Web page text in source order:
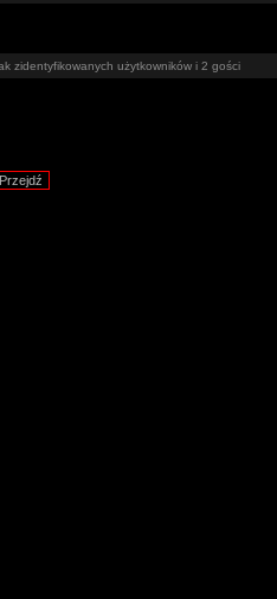
zidentyfikowanych użytkowników i 2 gości